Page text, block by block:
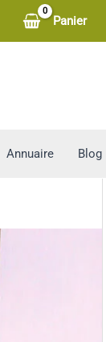
Panier
Annuaire Blog